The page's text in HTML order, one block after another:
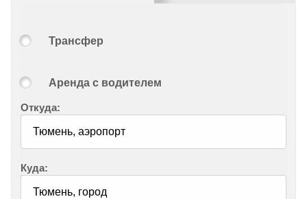
Трансфер
Аренда с водителем
Откуда:
Куда: